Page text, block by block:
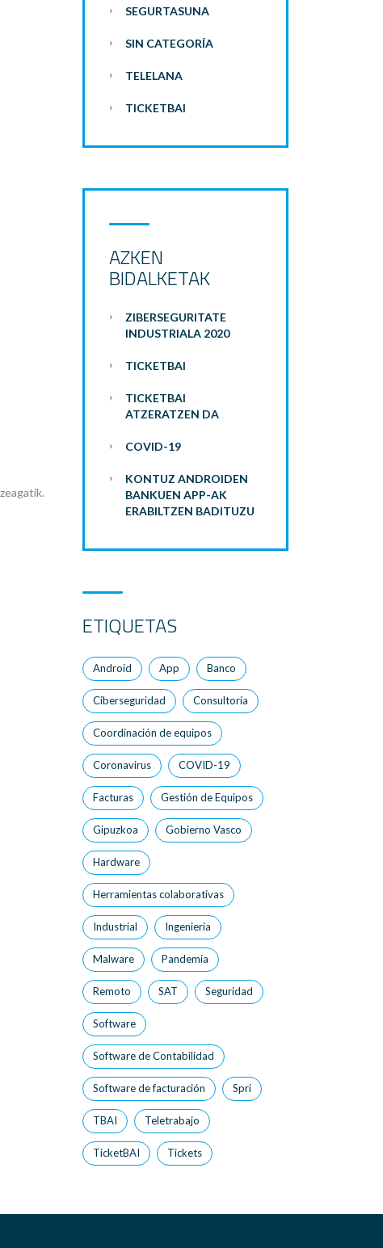
SEGURTASUNA
SIN CATEGORÍA
TELELANA
TICKETBAI
AZKEN
BIDALKETAK
ZIBERSEGURITATE
INDUSTRIALA 2020
TICKETBAI
TICKETBAI
ATZERATZEN DA
COVID-19
KONTUZ ANDROIDEN
BANKUEN APP-AK
ERABILTZEN BADITUZU
ETIQUETAS
Android App Banco
Ciberseguridad Consultoría
Coordinación de equipos
Coronavirus COVID-19
Facturas Gestión de Equipos
Gipuzkoa Gobierno Vasco
Hardware
Herramientas colaborativas
Industrial Ingeniería
Malware Pandemia
Remoto SAT Seguridad
Software
Software de Contabilidad
Software de facturación Spri
TBAI Teletrabajo
TicketBAI Tickets